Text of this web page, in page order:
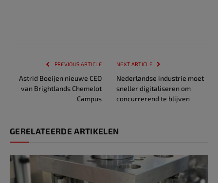
PREVIOUS ARTICLE
Astrid Boeijen nieuwe CEO
van Brightlands Chemelot
Campus
NEXT ARTICLE
Nederlandse industrie moet
sneller digitaliseren om
concurrerend te blijven
GERELATEERDE ARTIKELEN